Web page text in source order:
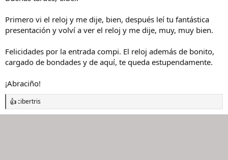
Primero vi el reloj y me dije, bien, después leí tu fantástica
presentación y volví a ver el reloj y me dije, muy, muy bien.
Felicidades por la entrada compi. El reloj además de bonito,
cargado de bondades y de aquí, te queda estupendamente.
¡Abraciño!
R
e
cibertris